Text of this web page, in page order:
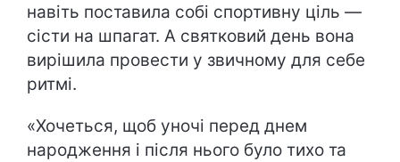
навіть поставила собі спортивну ціль —
сісти на шпагат. А святковий день вона
вирішила провести у звичному для себе
ритмі.
«Хочеться, щоб уночі перед днем
народження і після нього було тихо та